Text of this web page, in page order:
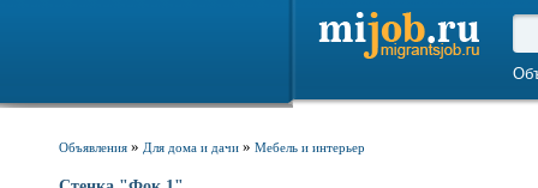
Объявления » Для дома и дачи » Мебель и интерьер